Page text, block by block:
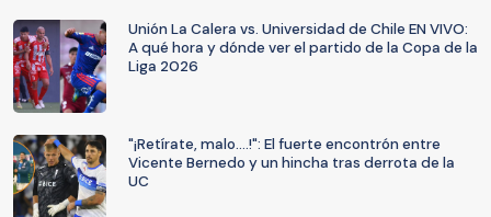
Unión La Calera vs. Universidad de Chile EN VIVO:
A qué hora y dónde ver el partido de la Copa de la
Liga 2026
"¡Retírate, malo....!": El fuerte encontrón entre
Vicente Bernedo y un hincha tras derrota de la
UC